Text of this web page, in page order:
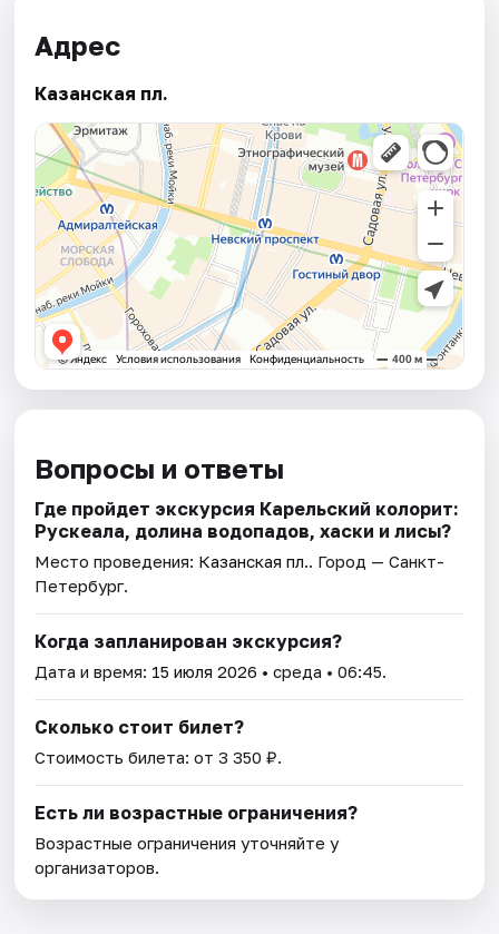
Адрес
Казанская пл.
Вопросы и ответы
Где пройдет экскурсия Карельский колорит:
Рускеала, долина водопадов, хаски и лисы?
Место проведения: Казанская пл.. Город — Санкт-
Петербург.
Когда запланирован экскурсия?
Дата и время: 15 июля 2026 • среда • 06:45.
Сколько стоит билет?
Стоимость билета: от 3 350 ₽.
Есть ли возрастные ограничения?
Возрастные ограничения уточняйте у
организаторов.